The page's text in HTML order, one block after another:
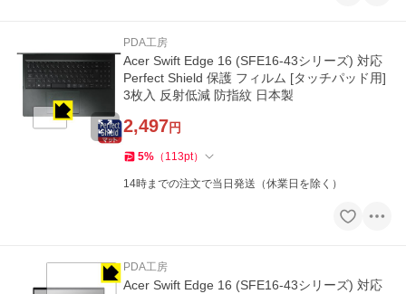
PDA工房
Acer Swift Edge 16 (SFE16-43シリーズ) 対応
Perfect Shield 保護 フィルム [タッチパッド用]
3枚入 反射低減 防指紋 日本製
2,497円
5% （ 113pt）
14時までの注文で当日発送（休業日を除く）
PDA工房
Acer Swift Edge 16 (SFE16-43シリーズ) 対応